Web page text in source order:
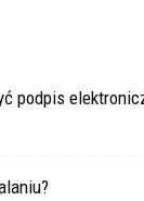
podpis